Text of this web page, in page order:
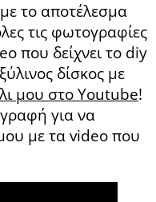
το αποτέλεσμα
τις φωτογραφίες
που δείχνει το diy
δίσκος με
μου στο Youtube!
για να
με τα video που